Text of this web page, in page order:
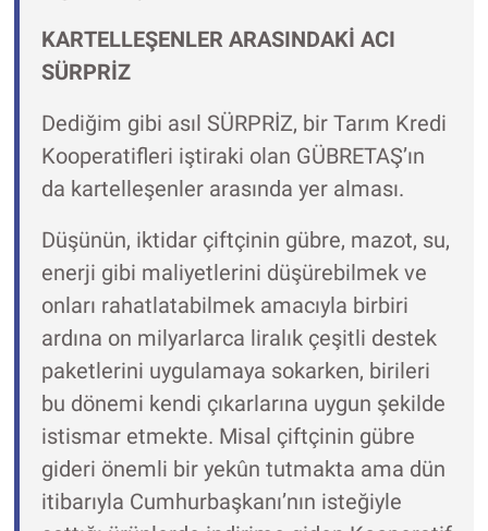
KARTELLEŞENLER ARASINDAKİ ACI
SÜRPRİZ
Dediğim gibi asıl SÜRPRİZ, bir Tarım Kredi
Kooperatifleri iştiraki olan GÜBRETAŞ’ın
da kartelleşenler arasında yer alması.
Düşünün, iktidar çiftçinin gübre, mazot, su,
enerji gibi maliyetlerini düşürebilmek ve
onları rahatlatabilmek amacıyla birbiri
ardına on milyarlarca liralık çeşitli destek
paketlerini uygulamaya sokarken, birileri
bu dönemi kendi çıkarlarına uygun şekilde
istismar etmekte. Misal çiftçinin gübre
gideri önemli bir yekûn tutmakta ama dün
itibarıyla Cumhurbaşkanı’nın isteğiyle